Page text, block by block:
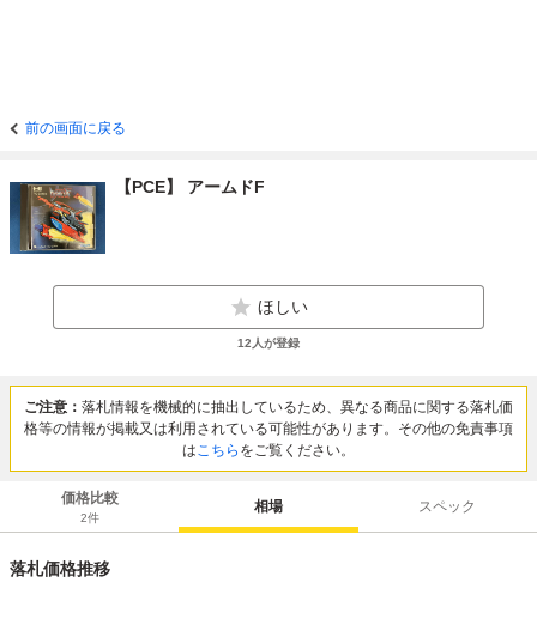
前の画面に戻る
【PCE】 アームドF
ほしい
12 人が登録
ご注意： 落札情報を機械的に抽出しているため、異なる商品に関する落札価
格等の情報が掲載又は利用されている可能性があります。その他の免責事項
はこちら をご覧ください。
価格比較
2件
相場 スペック
落札価格推移